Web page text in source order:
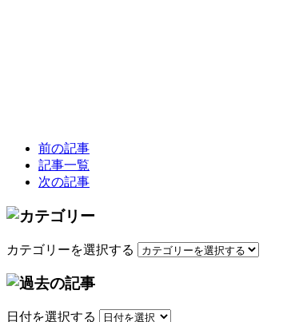
前の記事
記事一覧
次の記事
カテゴリーを選択する
日付を選択する